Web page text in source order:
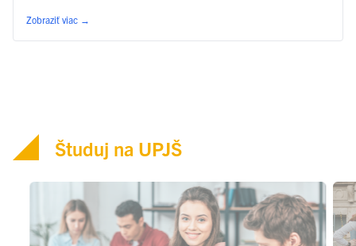
Zobraziť viac →
Študuj na UPJŠ